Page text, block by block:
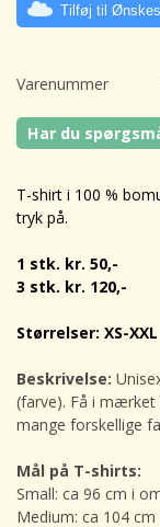
Tilføj til
Varenummer
Har du
T-shirt i 100 %
tryk på.
1 stk. kr. 50,-
3 stk. kr. 120,-
Størrelser: XS-XXL
Beskrivelse:
(farve). Få i mærket
mange forskellige
Mål på T-shirts:
Small: ca 96 cm i
Medium: ca 104